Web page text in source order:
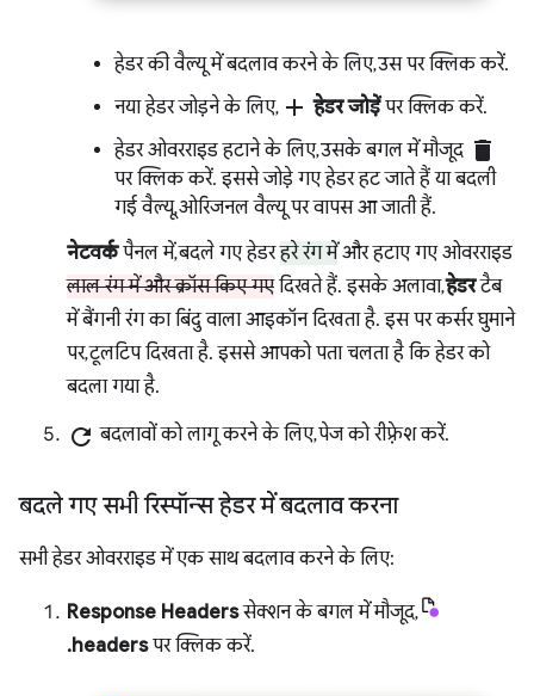
हेडर की वैल्यू में बदलाव करने के लिए, उस पर क्लिक करें.
नया हेडर जोड़ने के लिए, add हेडर जोड़ेंपर क्लिक करें.
हेडर ओवरराइड हटाने के लिए, उसके बगल में मौजूद delete
पर क्लिक करें. इससे जोड़े गए हेडर हट जाते हैं या बदली
गई वैल्यू, ओरिजनल वैल्यू पर वापस आ जाती हैं.
नेटवर्कपैनल में, बदले गए हेडरहरे रंग मेंऔर हटाए गए ओवरराइड
लाल रंग में और क्रॉस किए गएदिखते हैं. इसके अलावा,हेडरटैब
में बैंगनी रंग का बिंदु वाला आइकॉन दिखता है. इस पर कर्सर घुमाने
पर, टूलटिप दिखता है. इससे आपको पता चलता है कि हेडर को
बदला गया है.
refresh बदलावों को लागू करने के लिए, पेज को रीफ़्रेश करें.
बदले गए सभी रिस्पॉन्स हेडर में बदलाव करना
सभी हेडर ओवरराइड में एक साथ बदलाव करने के लिए:
Response Headersसेक्शन के बगल में मौजूद,
.headersपर क्लिक करें.